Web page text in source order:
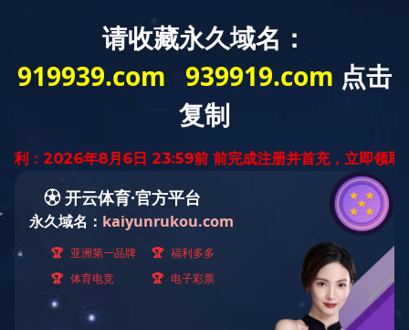
绿缘环保工程
网站首页 爱游戏在线登录官网_爱游戏（中国）
医院污水处理设备 工业污水处理设备 设备中心